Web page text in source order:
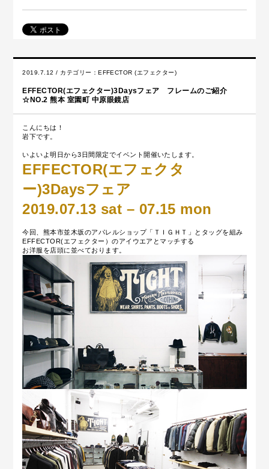
2019.7.12 / カテゴリー：EFFECTOR (エフェクター)
EFFECTOR(エフェクター)3Daysフェア フレームのご紹介
☆NO.2 熊本 室園町 中原眼鏡店
こんにちは！
岩下です。
いよいよ明日から3日間限定でイベント開催いたします。
EFFECTOR(エフェクタ
ー)3Daysフェア
2019.07.13 sat – 07.15 mon
今回、熊本市並木坂のアパレルショップ「ＴＩＧＨＴ」とタッグを組み
EFFECTOR(エフェクター）のアイウエアとマッチする
お洋服を店頭に並べております。